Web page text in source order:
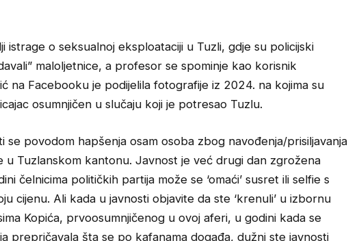
istrage o seksualnoj eksploataciji u Tuzli, gdje su policijski
maloljetnice, a profesor se spominje kao korisnik
na Facebooku je podijelila fotografije iz 2024. na kojima su
osumnjičen u slučaju koji je potresao Tuzlu.
se povodom hapšenja osam osoba zbog navođenja/prisiljavanja
u Tuzlanskom kantonu. Javnost je već drugi dan zgrožena
čelnicima političkih partija može se ‘omaći’ susret ili selfie s
cijenu. Ali kada u javnosti objavite da ste ‘krenuli’ u izbornu
Kopića, prvoosumnjičenog u ovoj aferi, u godini kada se
prepričavala šta se po kafanama događa, dužni ste javnosti